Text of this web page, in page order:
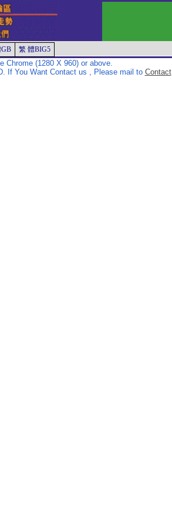
繁 體BIG5
Chrome (1280 X 960) or above.
If You Want Contact us , Please mail to Contact